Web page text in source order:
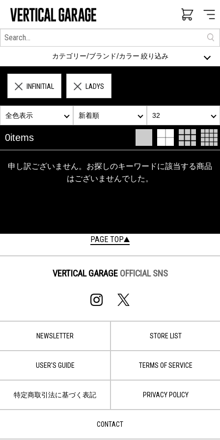
カテゴリー/ブランド/カラー 絞り込み
INFINITIAL LADYS
0items
全色表示 新着順 32
申し訳ございません。お探しのキーワードに該当する商品
はございませんでした。
PAGE TOP
VERTICAL GARAGE OFFICIAL SNS
NEWSLETTER STORE LIST
USER'S GUIDE TERMS OF SERVICE
特定商取引法に基づく表記 PRIVACY POLICY
CONTACT